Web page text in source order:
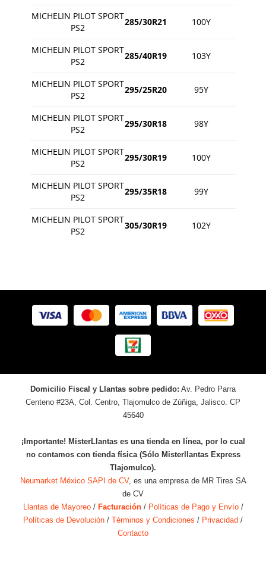
MICHELIN PILOT SPORT
PS2
285/30R21 100Y
MICHELIN PILOT SPORT
PS2
285/40R19 103Y
MICHELIN PILOT SPORT
PS2
295/25R20 95Y
MICHELIN PILOT SPORT
PS2
295/30R18 98Y
MICHELIN PILOT SPORT
PS2
295/30R19 100Y
MICHELIN PILOT SPORT
PS2
295/35R18 99Y
MICHELIN PILOT SPORT
PS2
305/30R19 102Y
Domicilio Fiscal y Llantas sobre pedido: Av. Pedro Parra
Centeno #23A, Col. Centro, Tlajomulco de Zúñiga, Jalisco. CP
45640
¡Importante! MisterLlantas es una tienda en línea, por lo cual
no contamos con tienda física (Sólo Misterllantas Express
Tlajomulco).
Neumarket México SAPI de CV, es una empresa de MR Tires SA
de CV
Llantas de Mayoreo/ Facturación/ Políticas de Pago y Envío/
Políticas de Devolución / Términos y Condiciones / Privacidad /
Contacto